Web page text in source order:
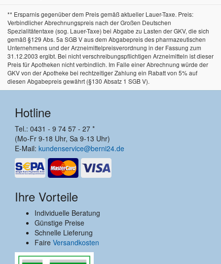
** Ersparnis gegenüber dem Preis gemäß aktueller Lauer-Taxe. Preis:
Verbindlicher Abrechnungspreis nach der Großen Deutschen
Spezialitätentaxe (sog. Lauer-Taxe) bei Abgabe zu Lasten der GKV, die sich
gemäß §129 Abs. 5a SGB V aus dem Abgabepreis des pharmazeutischen
Unternehmens und der Arzneimittelpreisverordnung in der Fassung zum
31.12.2003 ergibt. Bei nicht verschreibungspflichtigen Arzneimitteln ist dieser
Preis für Apotheken nicht verbindlich. Im Falle einer Abrechnung würde der
GKV von der Apotheke bei rechtzeitiger Zahlung ein Rabatt von 5% auf
diesen Abgabepreis gewährt (§130 Absatz 1 SGB V).
Hotline
Tel.: 0431 - 9 74 57 - 27 *
(Mo-Fr 9-18 Uhr, Sa 9-13 Uhr)
E-Mail: kundenservice@berni24.de
Ihre Vorteile
Individuelle Beratung
Günstige Preise
Schnelle Lieferung
Faire Versandkosten